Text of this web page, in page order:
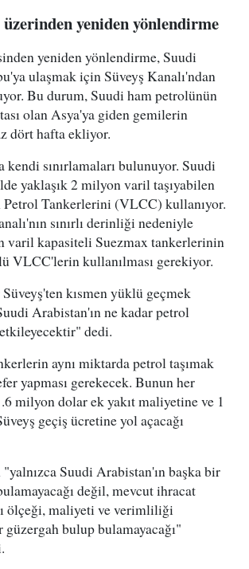
üzerinden yeniden yönlendirme
yeniden yönlendirme, Suudi
ulaşmak için Süveyş Kanalı'ndan
Bu durum, Suudi ham petrolünün
olan Asya'ya giden gemilerin
dört hafta ekliyor.
kendi sınırlamaları bulunuyor. Suudi
yaklaşık 2 milyon varil taşıyabilen
Tankerlerini (VLCC) kullanıyor.
sınırlı derinliği nedeniyle
varil kapasiteli Suezmax tankerlerinin
VLCC'lerin kullanılması gerekiyor.
kısmen yüklü geçmek
Arabistan'ın ne kadar petrol
dedi.
aynı miktarda petrol taşımak
yapması gerekecek. Bunun her
milyon dolar ek yakıt maliyetine ve 1
geçiş ücretine yol açacağı
Suudi Arabistan'ın başka bir
değil, mevcut ihracat
ölçeği, maliyeti ve verimliliği
bulup bulamayacağı"